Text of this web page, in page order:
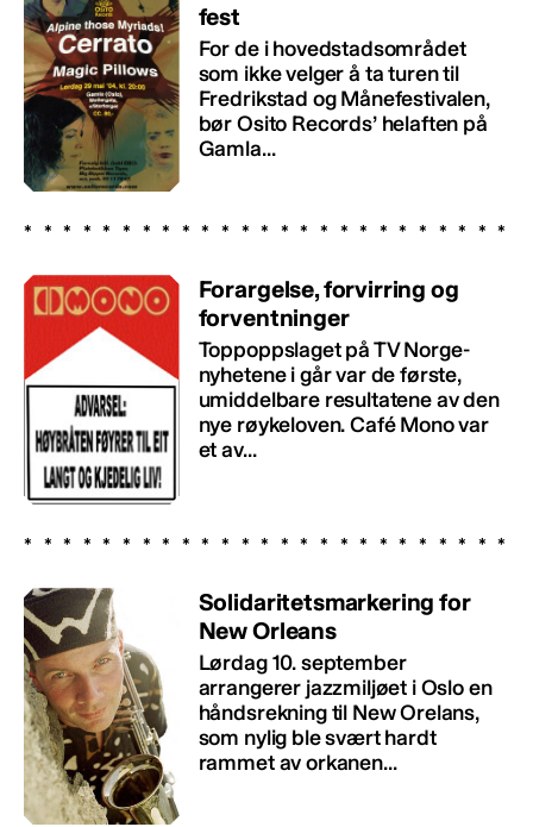
fest
For de i hovedstadsområdet
som ikke velger å ta turen til
Fredrikstad og Månefestivalen,
bør Osito Records’ helaften på
Gamla...
Forargelse, forvirring og
forventninger
Toppoppslaget på TV Norge-
nyhetene i går var de første,
umiddelbare resultatene av den
nye røykeloven. Café Mono var
et av...
Solidaritetsmarkering for
New Orleans
Lørdag 10. september
arrangerer jazzmiljøet i Oslo en
håndsrekning til New Orelans,
som nylig ble svært hardt
rammet av orkanen...